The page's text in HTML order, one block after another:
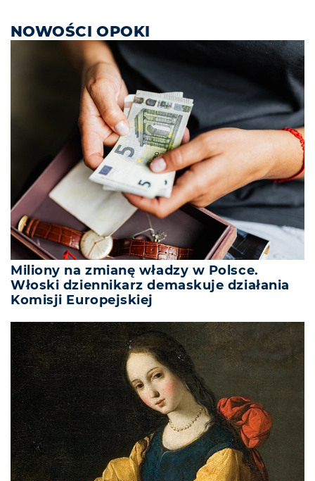
NOWOŚCI OPOKI
Miliony na zmianę władzy w Polsce.
Włoski dziennikarz demaskuje działania
Komisji Europejskiej